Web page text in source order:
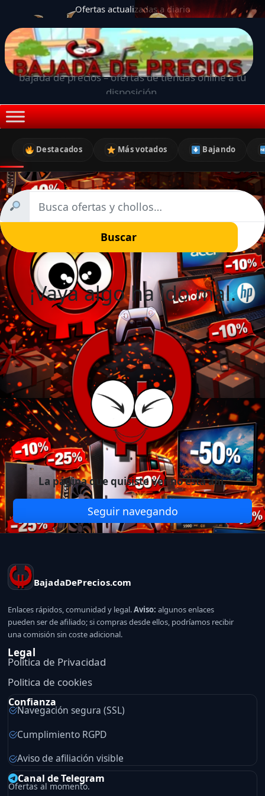
Ofertas actualizadas a diario
bajada de precios – ofertas de tiendas online a tu
disposición.
Destacados Más votados Bajando
Buscar
¡Vaya algo ha ido mal.
La página que quisiste ver no está ahí.
Seguir navegando
BajadaDePrecios.com
Enlaces rápidos, comunidad y legal.Aviso: algunos enlaces
pueden ser de afiliado; si compras desde ellos, podríamos recibir
una comisión sin coste adicional.
Legal
Politica de Privacidad
Politica de cookies
Confianza
Navegación segura (SSL)
Cumplimiento RGPD
Aviso de afiliación visible
Canal de Telegram
Ofertas al momento.